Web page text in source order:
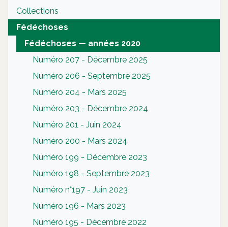
Collections
Fédéchoses
Fédéchoses — années 2020
Numéro 207 - Décembre 2025
Numéro 206 - Septembre 2025
Numéro 204 - Mars 2025
Numéro 203 - Décembre 2024
Numéro 201 - Juin 2024
Numéro 200 - Mars 2024
Numéro 199 - Décembre 2023
Numéro 198 - Septembre 2023
Numéro n°197 - Juin 2023
Numéro 196 - Mars 2023
Numéro 195 - Décembre 2022